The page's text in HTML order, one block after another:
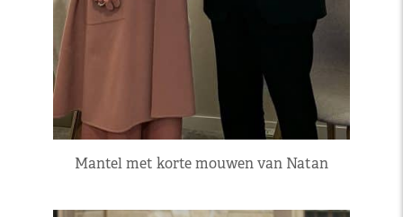
Mantel met korte mouwen van Natan